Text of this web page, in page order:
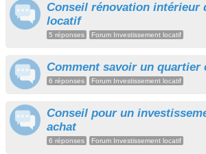
Conseil rénovation intérieur
locatif
5 réponses Forum Investissement locatif
Comment savoir un quartier
6 réponses Forum Investissement locatif
Conseil pour un
achat
6 réponses Forum Investissement locatif